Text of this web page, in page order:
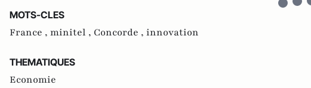
MOTS-CLES
France , minitel , Concorde , innovation
THEMATIQUES
Economie